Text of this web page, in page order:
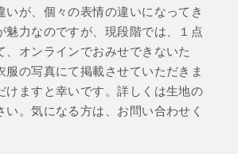
いが、個々の表情の違いになってき
魅力なのですが、現段階では、１点
、オンラインでおみせできないた
服の写真にて掲載させていただきま
けますと幸いです。詳しくは生地の
い。気になる方は、お問い合わせく